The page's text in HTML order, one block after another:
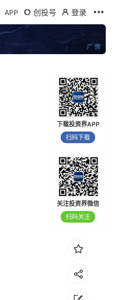
APP 创投号 登录
下载投资界APP
扫码下载
关注投资界微信
扫码关注